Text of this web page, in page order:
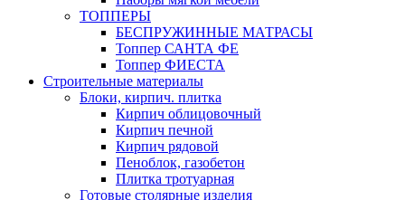
ТОППЕРЫ
БЕСПРУЖИННЫЕ МАТРАСЫ
Топпер САНТА ФЕ
Топпер ФИЕСТА
Строительные материалы
Блоки, кирпич. плитка
Кирпич облицовочный
Кирпич печной
Кирпич рядовой
Пеноблок, газобетон
Плитка тротуарная
Готовые столярные изделия